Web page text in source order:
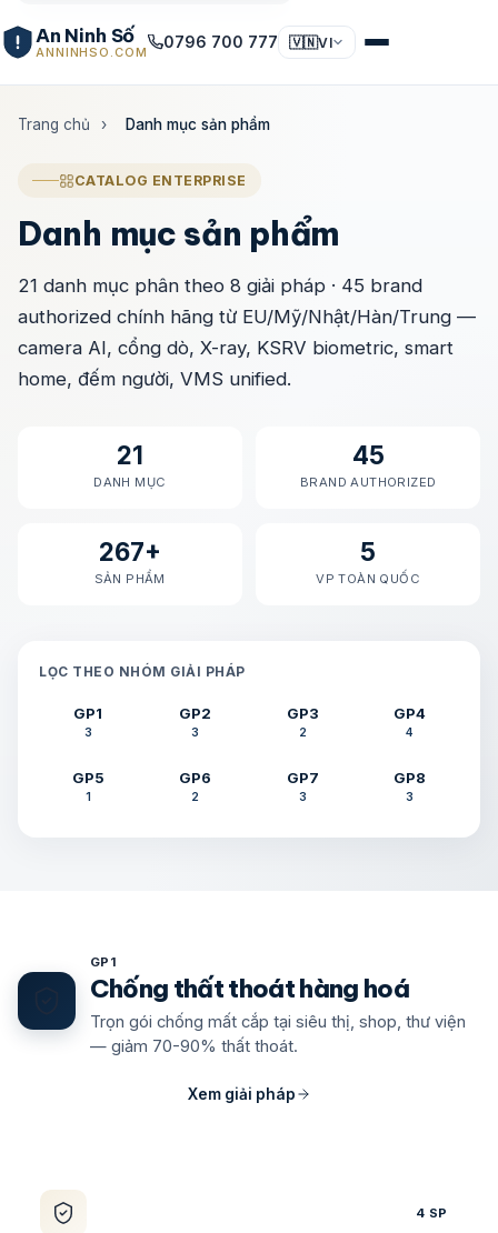
An Ninh Số
ANNINHSO.COM
0796 700 777 🇻🇳VI
Trang chủ › Danh mục sản phẩm
CATALOG ENTERPRISE
Danh mục sản phẩm
21 danh mục phân theo 8 giải pháp · 45 brand
authorized chính hãng từ EU/Mỹ/Nhật/Hàn/Trung —
camera AI, cổng dò, X-ray, KSRV biometric, smart
home, đếm người, VMS unified.
21
DANH MỤC
45
BRAND AUTHORIZED
267+
SẢN PHẨM
5
VP TOÀN QUỐC
LỌC THEO NHÓM GIẢI PHÁP
GP1
3
GP2
3
GP3
2
GP4
4
GP5
1
GP6
2
GP7
3
GP8
3
GP1
Chống thất thoát hàng hoá
Trọn gói chống mất cắp tại siêu thị, shop, thư viện
— giảm 70-90% thất thoát.
Xem giải pháp
4 SP